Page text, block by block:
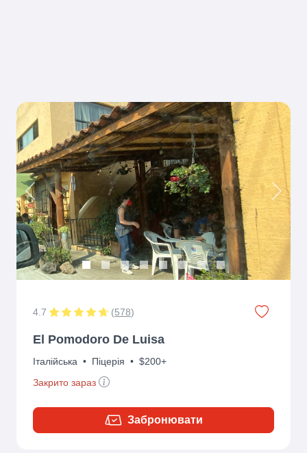
Previous Next
4.7 (578)
El Pomodoro De Luisa
Італійська • Піцерія • $200+
Закрито зараз
Забронювати